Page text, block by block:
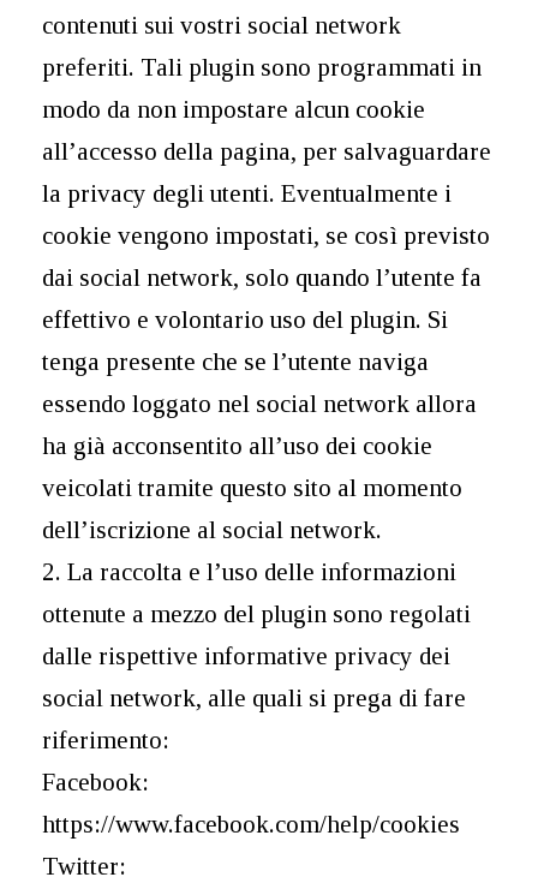
contenuti sui vostri social network
preferiti. Tali plugin sono programmati in
modo da non impostare alcun cookie
all’accesso della pagina, per salvaguardare
la privacy degli utenti. Eventualmente i
cookie vengono impostati, se così previsto
dai social network, solo quando l’utente fa
effettivo e volontario uso del plugin. Si
tenga presente che se l’utente naviga
essendo loggato nel social network allora
ha già acconsentito all’uso dei cookie
veicolati tramite questo sito al momento
dell’iscrizione al social network.
2. La raccolta e l’uso delle informazioni
ottenute a mezzo del plugin sono regolati
dalle rispettive informative privacy dei
social network, alle quali si prega di fare
riferimento:
Facebook:
https://www.facebook.com/help/cookies
Twitter: